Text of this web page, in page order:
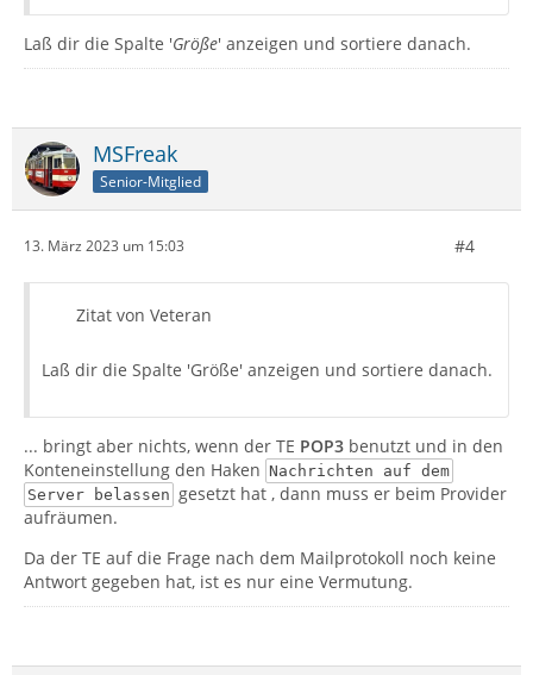
Laß dir die Spalte 'Größe' anzeigen und sortiere danach.
MSFreak
Senior-Mitglied
13. März 2023 um 15:03 #4
Zitat von Veteran
Laß dir die Spalte 'Größe' anzeigen und sortiere danach.
... bringt aber nichts, wenn der TE POP3 benutzt und in den
Konteneinstellung den Haken Nachrichten auf dem
Server belassen gesetzt hat , dann muss er beim Provider
aufräumen.
Da der TE auf die Frage nach dem Mailprotokoll noch keine
Antwort gegeben hat, ist es nur eine Vermutung.